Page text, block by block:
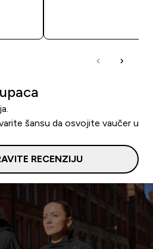
šansu da osvojite vaučer u
RECENZIJU